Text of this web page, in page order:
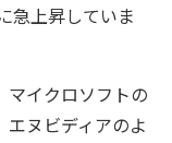
急上昇していま
マイクロソフトの
ヌビディアのよ